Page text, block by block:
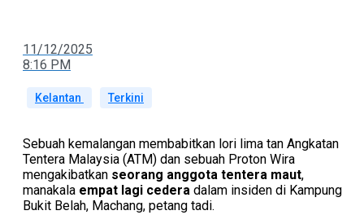
11/12/2025
8:16 PM
Kelantan Terkini
Sebuah kemalangan membabitkan lori lima tan Angkatan
Tentera Malaysia (ATM) dan sebuah Proton Wira
mengakibatkan seorang anggota tentera maut,
manakala empat lagi cedera dalam insiden di Kampung
Bukit Belah, Machang, petang tadi.